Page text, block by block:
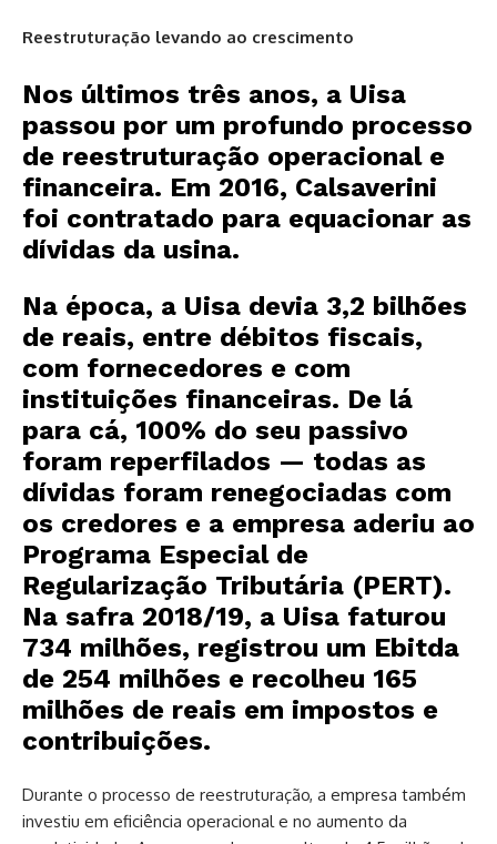
Reestruturação levando ao crescimento
Nos últimos três anos, a Uisa
passou por um profundo processo
de reestruturação operacional e
financeira. Em 2016, Calsaverini
foi contratado para equacionar as
dívidas da usina.
Na época, a Uisa devia 3,2 bilhões
de reais, entre débitos fiscais,
com fornecedores e com
instituições financeiras. De lá
para cá, 100% do seu passivo
foram reperfilados — todas as
dívidas foram renegociadas com
os credores e a empresa aderiu ao
Programa Especial de
Regularização Tributária (PERT).
Na safra 2018/19, a Uisa faturou
734 milhões, registrou um Ebitda
de 254 milhões e recolheu 165
milhões de reais em impostos e
contribuições.
Durante o processo de reestruturação, a empresa também
investiu em eficiência operacional e no aumento da